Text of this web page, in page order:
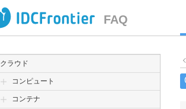
FAQ
クラウド
コンピュート
コンテナ